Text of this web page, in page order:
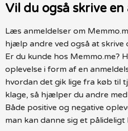
Vil du også skrive en
Læs anmeldelser om
hjælp andre ved også at skrive
Er du kunde hos Memmo.me?
oplevelse i form af en
hvordan det gik lige fra køb til
klage, så hjælper du andre
Både positive og negative
man kan danne sig et pålideligt